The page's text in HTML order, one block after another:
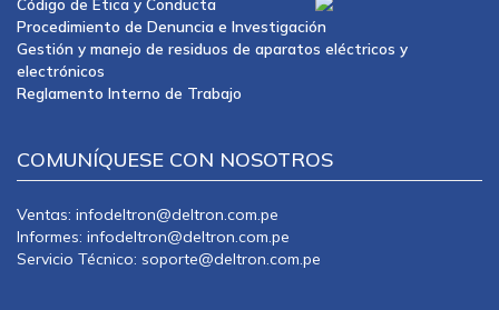
Código de Ética y Conducta
Procedimiento de Denuncia e Investigación
Gestión y manejo de residuos de aparatos eléctricos y
electrónicos
Reglamento Interno de Trabajo
COMUNÍQUESE CON NOSOTROS
Ventas: infodeltron@deltron.com.pe
Informes: infodeltron@deltron.com.pe
Servicio Técnico: soporte@deltron.com.pe